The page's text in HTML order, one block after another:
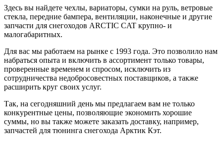
Здесь вы найдете чехлы, вариаторы, сумки на руль, ветровые
стекла, передние бампера, вентиляции, наконечные и другие
запчасти для снегоходов ARCTIC CAT крупно- и
малогабаритных.
Для вас мы работаем на рынке с 1993 года. Это позволило нам
набраться опыта и включить в ассортимент только товары,
проверенные временем и спросом, исключить из
сотрудничества недобросовестных поставщиков, а также
расширить круг своих услуг.
Так, на сегодняшний день мы предлагаем вам не только
конкурентные цены, позволяющие экономить хорошие
суммы, но вы также можете заказать доставку, например,
запчастей для тюнинга снегохода Арктик Кэт.